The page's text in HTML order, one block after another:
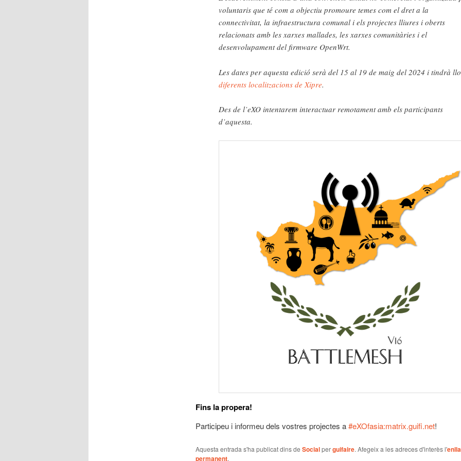
voluntaris que té com a objectiu promoure temes com el dret a la
connectivitat, la infraestructura comunal i els projectes lliures i oberts
relacionats amb les xarxes mallades, les xarxes comunitàries i el
desenvolupament del firmware OpenWrt.
Les dates per aquesta edició serà del 15 al 19 de maig del 2024 i tindrà
diferents localitzacions de Xipre.
Des de l’eXO intentarem interactuar remotament amb els participants
d’aquesta.
Fins la propera!
Participeu i informeu dels vostres projectes a#eXOfasia:matrix.guifi.net!
Aquesta entrada s'ha publicat dins de Socialperguifaire. Afegeix a les adreces d'interès l'
permanent.